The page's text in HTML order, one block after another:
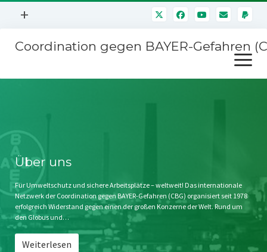
Menü
+
Mitmachen
Kontakt
Impressum
Störfälle
Coordination gegen BAYER-Gefahren
Menü
öffnen
Stichwort BAYER
Jahrestagung
SPENDEN
Über uns
Für Umweltschutz und sichere Arbeitsplätze – weltweit! Das internationale
Netzwerk der Coordination gegen BAYER-Gefahren (CBG) organisiert seit 1978
erfolgreich Widerstand gegen einen der großen Konzerne der Welt. Rund um
den Globus und…
Weiterlesen